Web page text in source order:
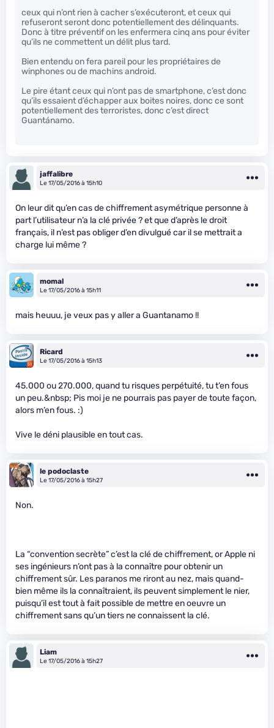
ceux qui n’ont rien à cacher s’exécuteront, et ceux qui
refuseront seront donc potentiellement des délinquants.
Donc à titre préventif on les enfermera cinq ans pour éviter
qu’ils ne commettent un délit plus tard.
Bien entendu on fera pareil pour les propriétaires de
winphones ou de machins android.
Le pire étant ceux qui n’ont pas de smartphone, c’est donc
qu’ils essaient d’échapper aux boites noires, donc ce sont
potentiellement des terroristes, donc c’est direct
Guantánamo.
jaffalibre
Le 17/05/2016 à 15h10
On leur dit qu’en cas de chiffrement asymétrique personne à
part l’utilisateur n’a la clé privée ? et que d’après le droit
français, il n’est pas obliger d’en divulgué car il se mettrait a
charge lui même ?
momal
Le 17/05/2016 à 15h11
mais heuuu, je veux pas y aller a Guantanamo !!
Ricard
Le 17/05/2016 à 15h13
45.000 ou 270.000, quand tu risques perpétuité, tu t’en fous
un peu.&nbsp; Pis moi je ne pourrais pas payer de toute façon,
alors m’en fous. :)
Vive le déni plausible en tout cas.
le podoclaste
Le 17/05/2016 à 15h27
Non.
La “convention secrète” c’est la clé de chiffrement, or Apple ni
ses ingénieurs n’ont pas à la connaître pour obtenir un
chiffrement sûr. Les paranos me riront au nez, mais quand-
bien même ils la connaîtraient, ils peuvent simplement le nier,
puisqu’il est tout à fait possible de mettre en oeuvre un
chiffrement sans qu’un tiers ne connaissent la clé.
Liam
Le 17/05/2016 à 15h27